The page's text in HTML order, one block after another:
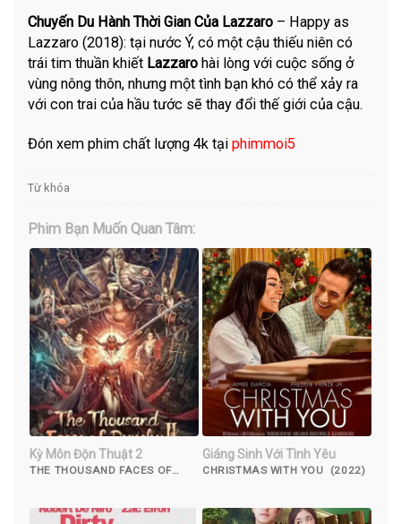
Chuyến Du Hành Thời Gian Của Lazzaro – Happy as
Lazzaro (2018): tại nước Ý, có một cậu thiếu niên có
trái tim thuần khiết Lazzaro hài lòng với cuộc sống ở
vùng nông thôn, nhưng một tình bạn khó có thể xảy ra
với con trai của hầu tước sẽ thay đổi thế giới của cậu.
Đón xem phim chất lượng 4k tạiphimmoi5
Từ khóa
Phim Bạn Muốn Quan Tâm:
Kỳ Môn Độn Thuật 2
THE THOUSAND FACES OF
Giáng Sinh Với Tình Yêu
CHRISTMAS WITH YOU (2022)